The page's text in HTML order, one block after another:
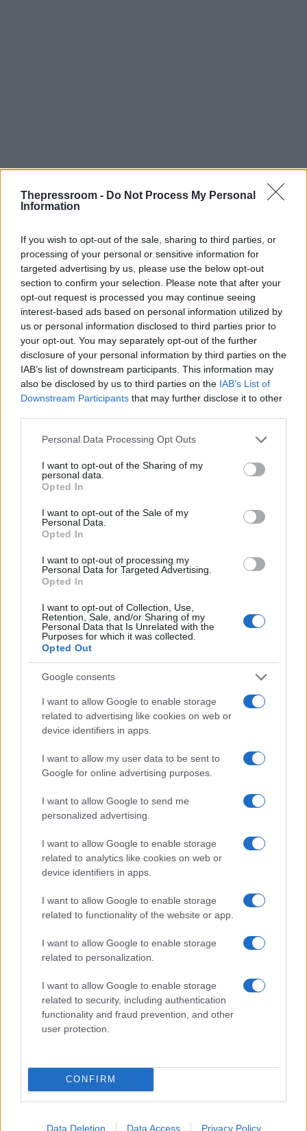
Thepressroom - Do Not Process My Personal
Information
If you wish to opt-out of the sale, sharing to third parties, or
processing of your personal or sensitive information for
targeted advertising by us, please use the below opt-out
section to confirm your selection. Please note that after your
opt-out request is processed you may continue seeing
interest-based ads based on personal information utilized by
us or personal information disclosed to third parties prior to
your opt-out. You may separately opt-out of the further
disclosure of your personal information by third parties on the
IAB’s list of downstream participants. This information may
also be disclosed by us to third parties on the IAB’s List of
Downstream Participants that may further disclose it to other
Please note that this website/app uses one or more Google
not limited to your visit or usage behaviour. You may click to
grant or deny consent to Google and its third-party tags to
use your data for below specified purposes in below Google
consent section.
Personal Data Processing Opt Outs
I want to opt-out of the Sharing of my
personal data.
Opted In
I want to opt-out of the Sale of my
Personal Data.
Opted In
I want to opt-out of processing my
Personal Data for Targeted Advertising.
Opted In
I want to opt-out of Collection, Use,
Retention, Sale, and/or Sharing of my
Personal Data that Is Unrelated with the
Purposes for which it was collected.
Opted Out
Google consents
I want to allow Google to enable storage
related to advertising like cookies on web or
device identifiers in apps.
I want to allow my user data to be sent to
Google for online advertising purposes.
I want to allow Google to send me
personalized advertising.
I want to allow Google to enable storage
related to analytics like cookies on web or
device identifiers in apps.
I want to allow Google to enable storage
related to functionality of the website or app.
I want to allow Google to enable storage
related to personalization.
I want to allow Google to enable storage
related to security, including authentication
functionality and fraud prevention, and other
user protection.
CONFIRM
Data Deletion Data Access Privacy Policy
NEWS ΚΑΝΟΝΤΑΣ ΚΛΙΚ ΕΔΩ
TAGS
Ροή Ειδήσεων
ΔΙΕΘΝΗ
06/08/26 - 16:10
εξαρτώνται από τρίτες χώρες
ΕΛΛΑΔΑ
06/08/26 - 16:06
Χαλκιδική: Πυρκαγιά σε χαμηλή βλάστηση στο Πόρτο
Καρράς
ΔΙΕΘΝΗ
06/08/26 - 15:50
Μέτωπο 8 μουσουλμανικών κρατών κατά Ισραήλ:
Τραμπ στη Γάζα
ΔΙΕΘΝΗ
06/08/26 - 15:36
εκκρεμεί η τελική έγκριση
ΔΙΕΘΝΗ
Ρουμανία: Μάχη με τον χρόνο στον Δούναβη για να σωθεί
από το blackout ο πυρηνικός σταθμός της Τσερναβόντα
Άξονας Μόσχας - Πιονγιάνγκ: Οι επιπτώσεις από την
απόφαση του Κιμ Γιονγκ Ουν να ενισχύσει τις ρωσικές
επιθέσεις
06/08/26 - 15:08
Δημοσκόπηση Reuters/Ipsos: Απαισιοδοξία στις ΗΠΑ για